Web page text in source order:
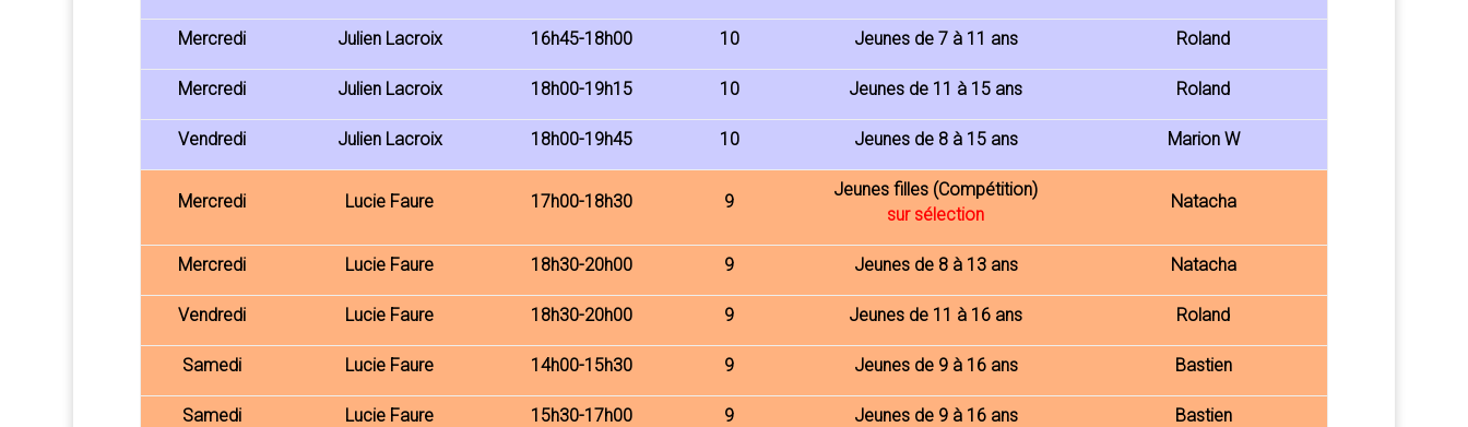
Mercredi Julien Lacroix 16h45-18h00 10 Jeunes de 7 à 11 ans Roland
Mercredi Julien Lacroix 18h00-19h15 10 Jeunes de 11 à 15 ans Roland
Vendredi Julien Lacroix 18h00-19h45 10 Jeunes de 8 à 15 ans Marion W
Mercredi Lucie Faure 17h00-18h30 9
Jeunes filles (Compétition)
sur sélection
Natacha
Mercredi Lucie Faure 18h30-20h00 9 Jeunes de 8 à 13 ans Natacha
Vendredi Lucie Faure 18h30-20h00 9 Jeunes de 11 à 16 ans Roland
Samedi Lucie Faure 14h00-15h30 9 Jeunes de 9 à 16 ans Bastien
Samedi Lucie Faure 15h30-17h00 9 Jeunes de 9 à 16 ans Bastien